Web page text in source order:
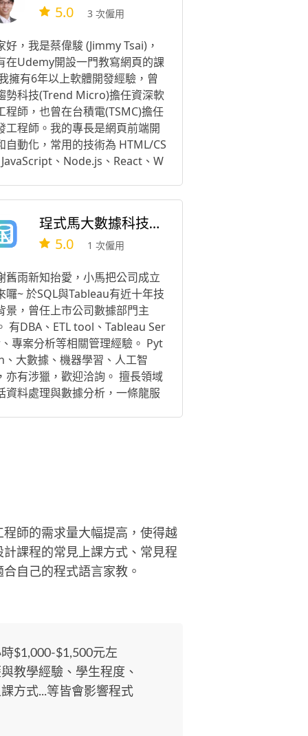
5.0 3 次僱用
好，我是蔡偉駿 (Jimmy Tsai)，
在Udemy開設一門教寫網頁的課
擁有6年以上軟體開發經驗，曾
勢科技(Trend Micro)擔任資深軟
程師，也曾在台積電(TSMC)擔任
工程師。我的專長是網頁前端開
自動化，常用的技術為 HTML/CS
、Node.js、React、W
珵式馬大數據科技股份有限公司(原張小馬個人工作室)
5.0 1 次僱用
舊雨新知抬愛，小馬把公司成立
囉~ 於SQL與Tableau有近十年技
景，曾任上市公司數據部門主
有DBA、ETL tool、Tableau Ser
專案分析等相關管理經驗。 Pyt
大數據、機器學習、人工智
亦有涉獵，歡迎洽詢。 擅長領域
資料處理與數據分析，一條龍服
進行視覺化報表(dashboard)，
提供(.twbx)。 3. 數據分析：包含
具體建議與分析結論，文字檔或
提供(.docx/.pptx/.pdf)。 4. 顧問
師的需求量大幅提高，使得越
課程的常見上課方式、常見程
自己的程式語言家教。
$1,000-$1,500元左
教學經驗、學生程度、
方式...等皆會影響程式